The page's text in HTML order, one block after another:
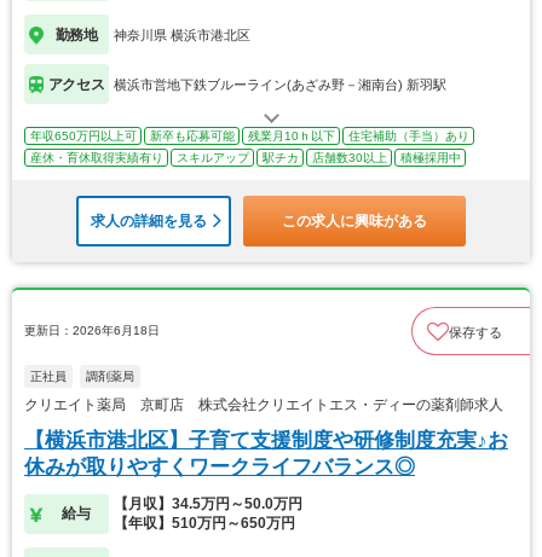
勤務地 神奈川県 横浜市港北区
アクセス 横浜市営地下鉄ブルーライン(あざみ野－湘南台) 新羽駅
年収650万円以上可 新卒も応募可能 残業月10ｈ以下
住宅補助（手当）あり
産休・育休取得実績有り
スキルアップ 駅チカ 店舗数30以上 積極採用中
求人の詳細を見る この求人に興味がある
更新日：2026年6月18日 保存する
正社員 調剤薬局
クリエイト薬局 京町店 株式会社クリエイトエス・ディーの薬剤師求人
【横浜市港北区】子育て支援制度や研修制度充実♪お
休みが取りやすくワークライフバランス◎
給与
【月収】34.5万円～50.0万円
【年収】510万円～650万円